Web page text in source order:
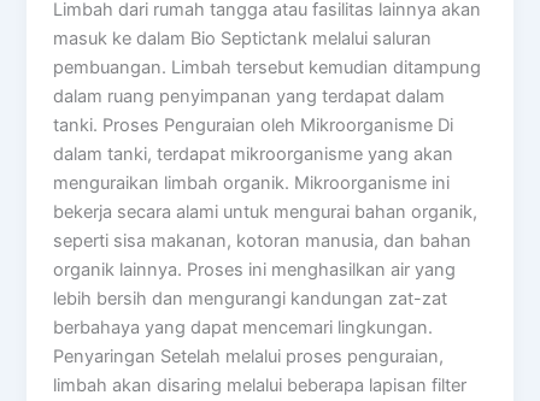
Limbah dari rumah tangga atau fasilitas lainnya akan
masuk ke dalam Bio Septictank melalui saluran
pembuangan. Limbah tersebut kemudian ditampung
dalam ruang penyimpanan yang terdapat dalam
tanki. Proses Penguraian oleh Mikroorganisme Di
dalam tanki, terdapat mikroorganisme yang akan
menguraikan limbah organik. Mikroorganisme ini
bekerja secara alami untuk mengurai bahan organik,
seperti sisa makanan, kotoran manusia, dan bahan
organik lainnya. Proses ini menghasilkan air yang
lebih bersih dan mengurangi kandungan zat-zat
berbahaya yang dapat mencemari lingkungan.
Penyaringan Setelah melalui proses penguraian,
limbah akan disaring melalui beberapa lapisan filter